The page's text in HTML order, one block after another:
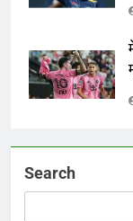
Search